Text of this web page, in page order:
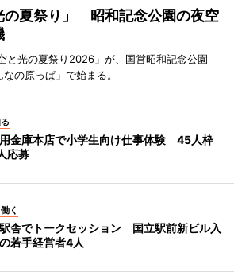
の夏祭り」 昭和記念公園の夜空
と光の夏祭り2026」が、国営昭和記念公園
の原っぱ」で始まる。
金庫本店で小学生向け仕事体験 45人枠
応募
く
駅舎でトークセッション 国立駅前新ビル入
若手経営者4人